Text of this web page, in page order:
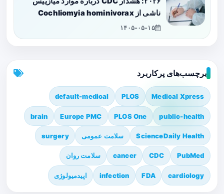
ناشی از Cochliomyia hominivorax
۱۴۰۵-۰۵-۱۵
برچسب‌های پرکاربرد
Medical Xpress
PLOS
default-medical
public-health
PLOS One
Europe PMC
brain
ScienceDaily Health سلامت عمومی surgery
PubMed
CDC
cancer سلامت روان
cardiology
FDA
infection اپیدمیولوژی